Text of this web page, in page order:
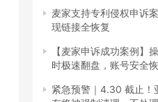
麦家支持专利侵权申诉
现链接全恢复
【麦家申诉成功案例】
时极速翻盘，账号安全恢
紧急预警｜4.30 截止！